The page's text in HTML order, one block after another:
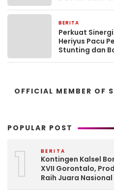
BERITA
Perkuat
Heriyus Pacu
Stunting dan
OFFICIAL MEMBER OF
POPULAR POST
1 BERITA
Kontingen Kalsel
XVII Gorontalo,
Raih Juara Nasional